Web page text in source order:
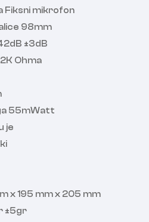
Fiksni mikrofon
98mm
±3dB
Ohma
55mWatt
je
x 195 mm x 205 mm
±5gr